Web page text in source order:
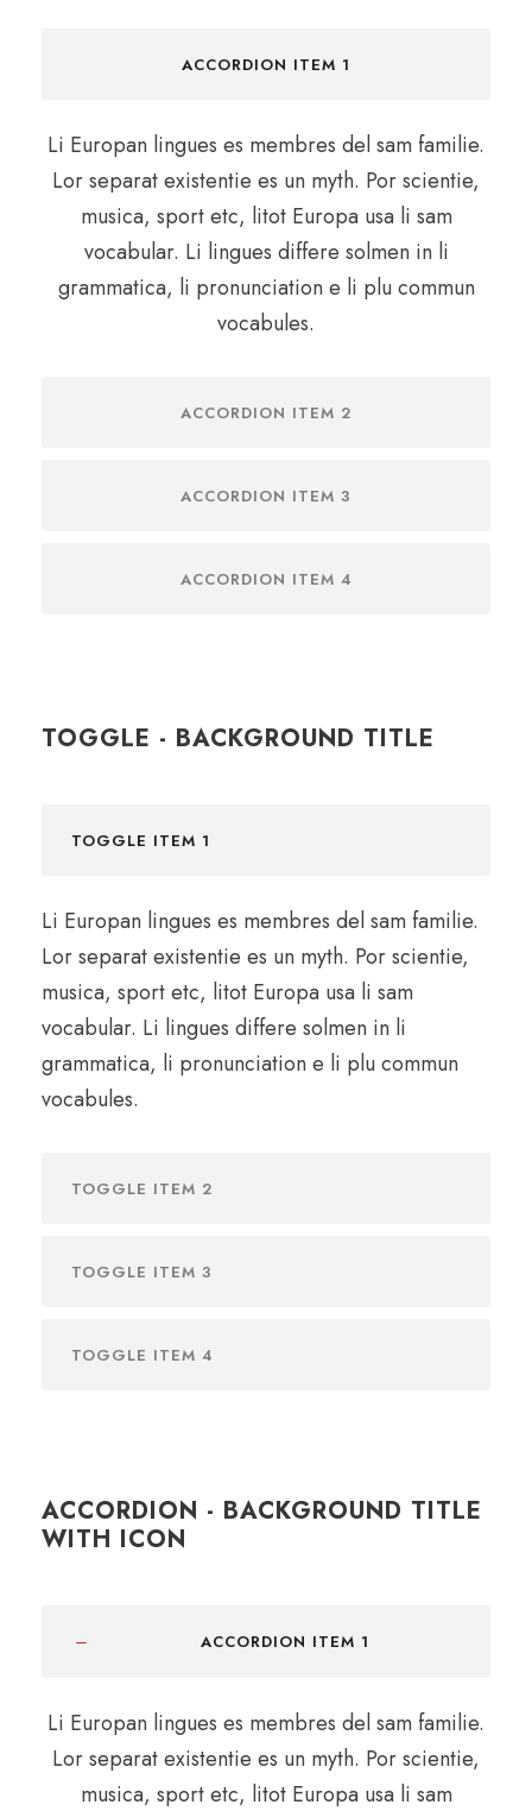
ACCORDION ITEM 1
Li Europan lingues es membres del sam familie.
Lor separat existentie es un myth. Por scientie,
musica, sport etc, litot Europa usa li sam
vocabular. Li lingues differe solmen in li
grammatica, li pronunciation e li plu commun
vocabules.
ACCORDION ITEM 2
ACCORDION ITEM 3
ACCORDION ITEM 4
TOGGLE - BACKGROUND TITLE
TOGGLE ITEM 1
Li Europan lingues es membres del sam familie.
Lor separat existentie es un myth. Por scientie,
musica, sport etc, litot Europa usa li sam
vocabular. Li lingues differe solmen in li
grammatica, li pronunciation e li plu commun
vocabules.
TOGGLE ITEM 2
TOGGLE ITEM 3
TOGGLE ITEM 4
ACCORDION - BACKGROUND TITLE
WITH ICON
ACCORDION ITEM 1
Li Europan lingues es membres del sam familie.
Lor separat existentie es un myth. Por scientie,
musica, sport etc, litot Europa usa li sam